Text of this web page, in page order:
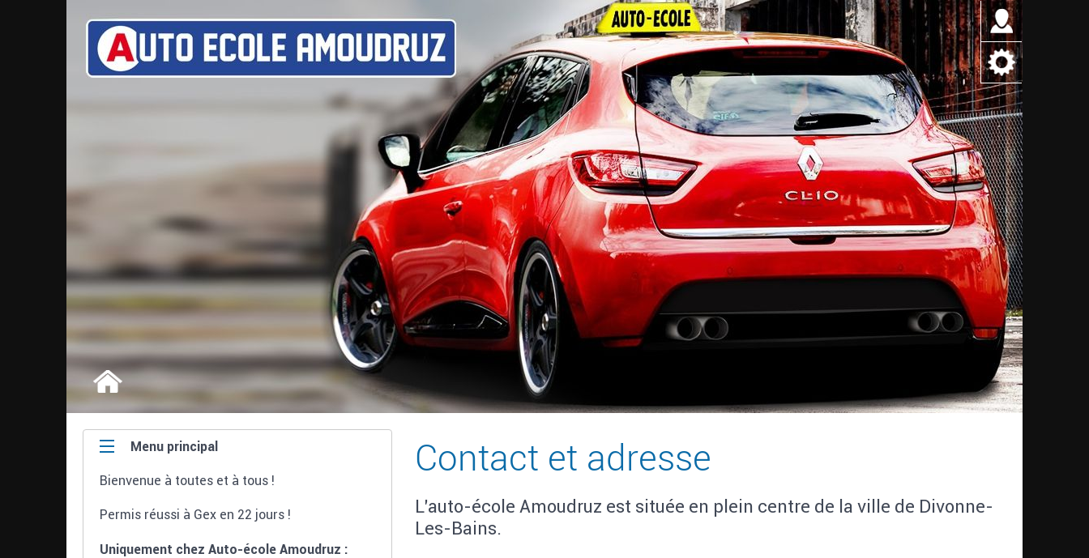
Menu principal
Bienvenue à toutes et à tous !
Permis réussi à Gex en 22 jours !
Uniquement chez Auto-école Amoudruz :
Contact et adresse
L'auto-école Amoudruz est située en plein centre de la ville de Divonne-
Les-Bains.